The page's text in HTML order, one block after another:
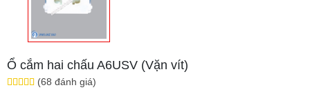
Ổ cắm hai chấu A6USV (Vặn vít)
(68 đánh giá)